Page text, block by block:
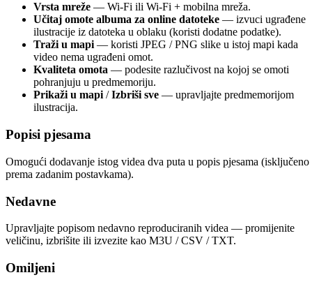
Vrsta mreže — Wi-Fi ili Wi-Fi + mobilna mreža.
Učitaj omote albuma za online datoteke — izvuci ugrađene
ilustracije iz datoteka u oblaku (koristi dodatne podatke).
Traži u mapi— koristi JPEG / PNG slike u istoj mapi kada
video nema ugrađeni omot.
Kvaliteta omota — podesite razlučivost na kojoj se omoti
pohranjuju u predmemoriju.
Prikaži u mapi/Izbriši sve — upravljajte predmemorijom
ilustracija.
Popisi pjesama
Omogući dodavanje istog videa dva puta u popis pjesama (isključeno
prema zadanim postavkama).
Nedavne
Upravljajte popisom nedavno reproduciranih videa — promijenite
veličinu, izbrišite ili izvezite kao M3U / CSV / TXT.
Omiljeni